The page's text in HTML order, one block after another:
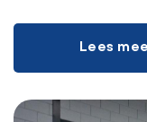
Lees